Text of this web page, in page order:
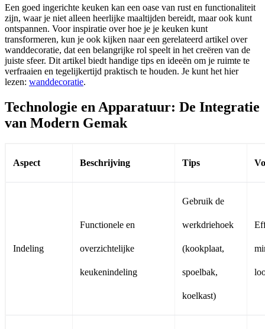
Een goed ingerichte keuken kan een oase van rust en functionaliteit
zijn, waar je niet alleen heerlijke maaltijden bereidt, maar ook kunt
ontspannen. Voor inspiratie over hoe je je keuken kunt
transformeren, kun je ook kijken naar een gerelateerd artikel over
wanddecoratie, dat een belangrijke rol speelt in het creëren van de
juiste sfeer. Dit artikel biedt handige tips en ideeën om je ruimte te
verfraaien en tegelijkertijd praktisch te houden. Je kunt het hier
lezen: wanddecoratie.
Technologie en Apparatuur: De Integratie
van Modern Gemak
Aspect Beschrijving Tips
Indeling
Functionele en
overzichtelijke
keukenindeling
Gebruik de
werkdriehoek
(kookplaat,
spoelbak,
koelkast)